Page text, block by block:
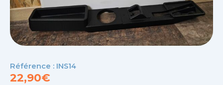
Référence : INS14
22,90€